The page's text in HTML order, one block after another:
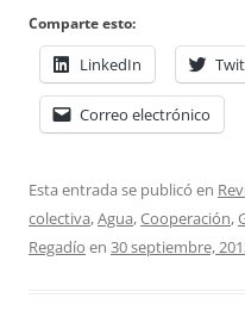
Comparte esto:
LinkedIn
Correo electrónico
Esta entrada se publicó en
colectiva,Agua,Cooperación,
Regadío en 30 septiembre,